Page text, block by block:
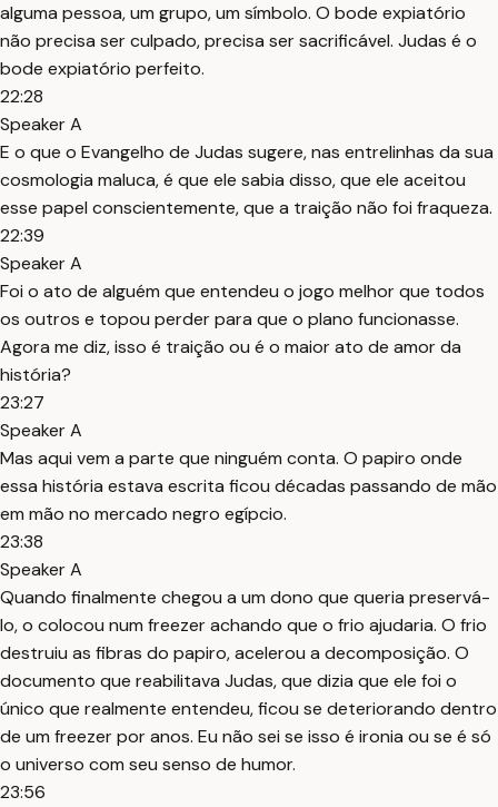
alguma pessoa, um grupo, um símbolo. O bode expiatório
não precisa ser culpado, precisa ser sacrificável. Judas é o
bode expiatório perfeito.
22:28
Speaker A
E o que o Evangelho de Judas sugere, nas entrelinhas da sua
cosmologia maluca, é que ele sabia disso, que ele aceitou
esse papel conscientemente, que a traição não foi fraqueza.
22:39
Speaker A
Foi o ato de alguém que entendeu o jogo melhor que todos
os outros e topou perder para que o plano funcionasse.
Agora me diz, isso é traição ou é o maior ato de amor da
história?
23:27
Speaker A
Mas aqui vem a parte que ninguém conta. O papiro onde
essa história estava escrita ficou décadas passando de mão
em mão no mercado negro egípcio.
23:38
Speaker A
Quando finalmente chegou a um dono que queria preservá-
lo, o colocou num freezer achando que o frio ajudaria. O frio
destruiu as fibras do papiro, acelerou a decomposição. O
documento que reabilitava Judas, que dizia que ele foi o
único que realmente entendeu, ficou se deteriorando dentro
de um freezer por anos. Eu não sei se isso é ironia ou se é só
o universo com seu senso de humor.
23:56